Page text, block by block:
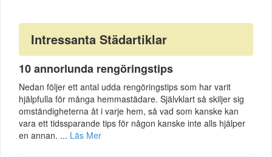
Intressanta Städartiklar
10 annorlunda rengöringstips
Nedan följer ett antal udda rengöringstips som har varit
hjälpfulla för många hemmastädare. Självklart så skiljer sig
omständigheterna åt i varje hem, så vad som kanske kan
vara ett tidssparande tips för någon kanske inte alls hjälper
en annan. ... Läs Mer